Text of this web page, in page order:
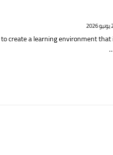
create a learning environment that